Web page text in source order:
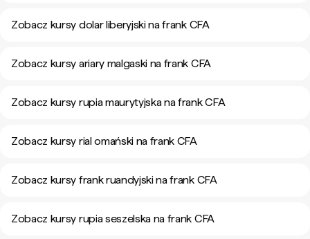
Zobacz kursy dolar liberyjski na frank CFA
Zobacz kursy ariary malgaski na frank CFA
Zobacz kursy rupia maurytyjska na frank CFA
Zobacz kursy rial omański na frank CFA
Zobacz kursy frank ruandyjski na frank CFA
Zobacz kursy rupia seszelska na frank CFA